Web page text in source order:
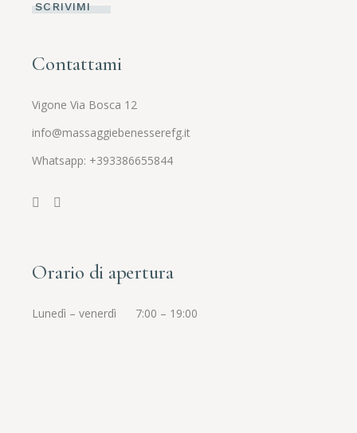
SCRIVIMI
Contattami
Vigone Via Bosca 12
info@massaggiebenesserefg.it
Whatsapp: +393386655844
Orario di apertura
Lunedì – venerdì 7:00 – 19:00